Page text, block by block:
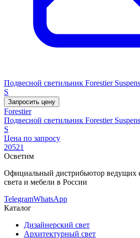
Подвесной светильник Forestier
S
Запросить цену
Forestier
Подвесной светильник Forestier
S
Цена по запросу
20521
Осветим
Официальный дистрибьютор ведущих
света и мебели в России
TelegramWhatsApp
Каталог
Дизайнерский свет
Архитектурный свет